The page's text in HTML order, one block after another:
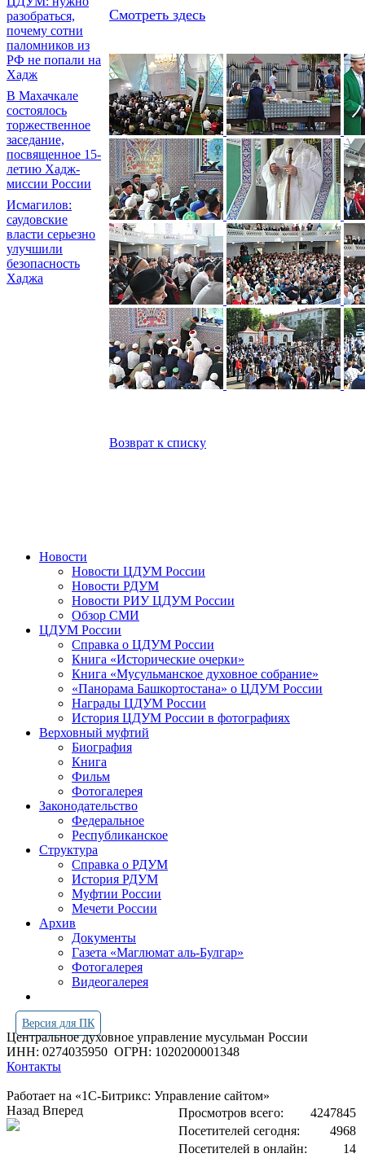
разобраться,
почему сотни
паломников из
РФ не попали на
Хадж
В Махачкале
состоялось
торжественное
заседание,
посвященное 15-
летию Хадж-
миссии России
Исмагилов:
саудовские
власти серьезно
улучшили
безопасность
Хаджа
Смотреть здесь
Возврат к списку
Новости
Новости ЦДУМ России
Новости РДУМ
Новости РИУ ЦДУМ России
Обзор СМИ
ЦДУМ России
Справка о ЦДУМ России
Книга «Исторические очерки»
Книга «Мусульманское духовное собрание»
«Панорама Башкортостана» о ЦДУМ России
Награды ЦДУМ России
История ЦДУМ России в фотографиях
Верховный муфтий
Биография
Книга
Фильм
Фотогалерея
Законодательство
Федеральное
Республиканское
Структура
Справка о РДУМ
История РДУМ
Муфтии России
Мечети России
Архив
Документы
Газета «Маглюмат аль-Булгар»
Фотогалерея
Видеогалерея
Версия для ПК
Центральное духовное управление мусульман России
ИНН: 0274035950 ОГРН: 1020200001348
Контакты
Работает на «1С-Битрикс: Управление сайтом»
Просмотров всего:
4247845
Посетителей сегодня:
4968
Посетителей в онлайн:
14
Назад Вперед